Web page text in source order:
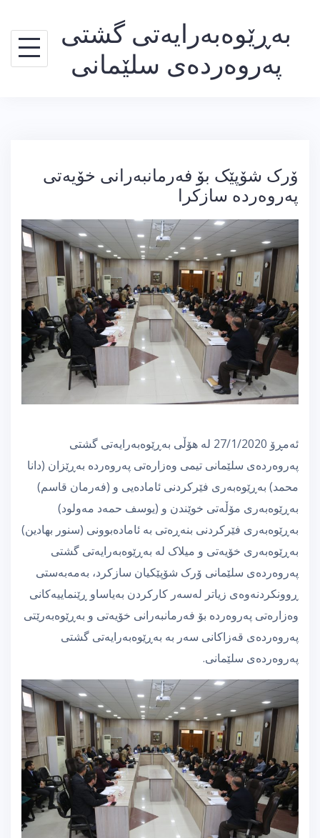
بەڕێوەبەرایەتی گشتی
پەروەردەی سلێمانی
ۆرک شۆپێک بۆ فەرمانبەرانی خۆیەتی
پەروەردە سازکرا
ئەمڕۆ 27/1/2020 لە هۆڵی بەڕێوەبەرایەتی گشتی
پەروەردەی سلێمانی تیمی وەزارەتی پەروەردە بەڕێزان (دانا
محمد) بەڕێوەبەری فێرکردنی ئامادەیی و (فەرمان قاسم)
بەڕێوەبەری مۆڵەتی خوێندن و (یوسف حمەد مەولود)
بەڕێوەبەری فێرکردنی بنەڕەتی بە ئامادەبوونی (سنور بهادین)
بەڕێوەبەری خۆیەتی و میلاک لە بەڕێوەبەرایەتی گشتی
پەروەردەی سلێمانی ۆرک شۆپێکیان سازکرد، بەمەبەستی
ڕوونکردنەوەی زیاتر لەسەر کارکردن بەیاساو ڕێنماییەکانی
وەزارەتی پەروەردە بۆ فەرمانبەرانی خۆیەتی و بەڕێوەبەرێتی
پەروەردەی قەزاکانی سەر بە بەڕێوەبەرایەتی گشتی
پەروەردەی سلێمانی.